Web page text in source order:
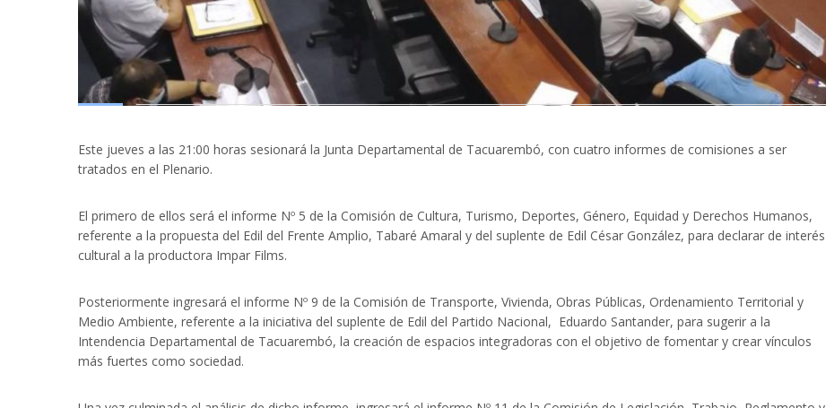
Este jueves a las 21:00 horas sesionará la Junta Departamental de Tacuarembó, con cuatro informes de comisiones a ser
tratados en el Plenario.
El primero de ellos será el informe Nº 5 de la Comisión de Cultura, Turismo, Deportes, Género, Equidad y Derechos Humanos,
referente a la propuesta del Edil del Frente Amplio, Tabaré Amaral y del suplente de Edil César González, para declarar de interés
cultural a la productora Impar Films.
Posteriormente ingresará el informe Nº 9 de la Comisión de Transporte, Vivienda, Obras Públicas, Ordenamiento Territorial y
Medio Ambiente, referente a la iniciativa del suplente de Edil del Partido Nacional, Eduardo Santander, para sugerir a la
Intendencia Departamental de Tacuarembó, la creación de espacios integradoras con el objetivo de fomentar y crear vínculos
más fuertes como sociedad.